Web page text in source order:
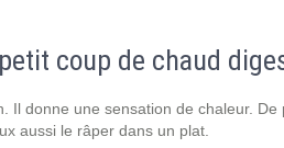
coup de chaud
Il donne une sensation de chaleur.
aussi le râper dans un plat.